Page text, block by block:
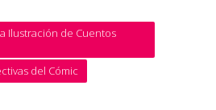
Ilustración de Cuentos
del Cómic